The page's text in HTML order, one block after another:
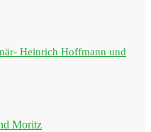
Heinrich Hoffmann und